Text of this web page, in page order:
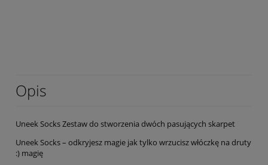
Opis
Uneek Socks Zestaw do stworzenia dwóch pasujących skarpet
Uneek Socks – odkryjesz magie jak tylko wrzucisz włóczkę na druty
:) magię